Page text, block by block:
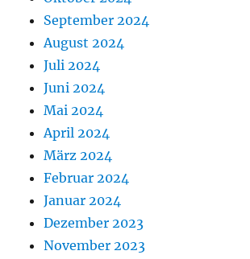
September 2024
August 2024
Juli 2024
Juni 2024
Mai 2024
April 2024
März 2024
Februar 2024
Januar 2024
Dezember 2023
November 2023